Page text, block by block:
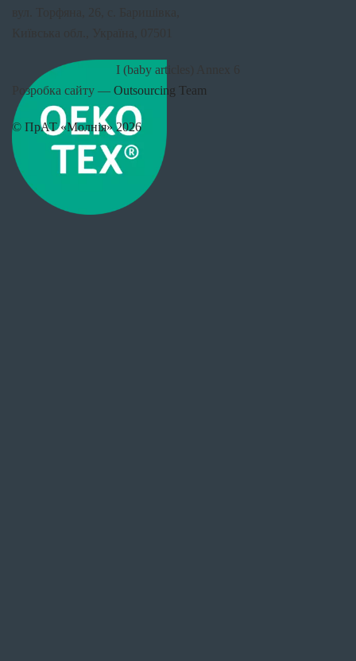
I (baby articles) Annex 6
Розробка сайту — Outsourcing Team
© ПрАТ «Молнія» 2026